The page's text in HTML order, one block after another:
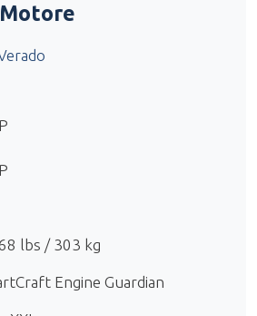
lbs / 303 kg
Engine Guardian